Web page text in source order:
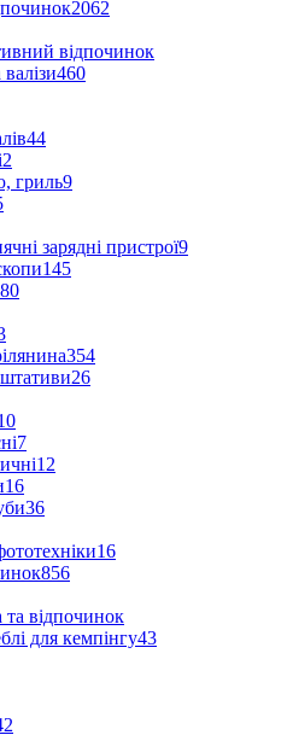
2062
відпочинок
460
44
2
гриль9
зарядні пристрої9
145
80
354
26
7
12
16
36
16
856
відпочинок
для кемпінгу43